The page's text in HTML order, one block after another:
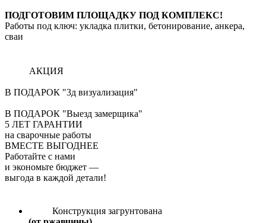
ПОДГОТОВИМ ПЛОЩАДКУ ПОД КОМПЛЕКС!
Работы под ключ: укладка плитки, бетонирование, анкера,
сваи
АКЦИЯ
В ПОДАРОК "3д визуализация"
В ПОДАРОК "Выезд замерщика"
5 ЛЕТ ГАРАНТИИ
на сварочные работы
ВМЕСТЕ ВЫГОДНЕЕ
Работайте с нами
и экономьте бюджет —
выгода в каждой детали!
Конструкция загрунтована